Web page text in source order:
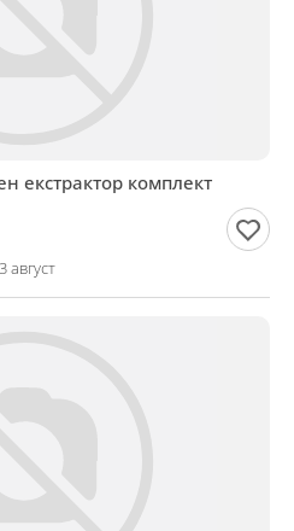
екстрактор комплект
август